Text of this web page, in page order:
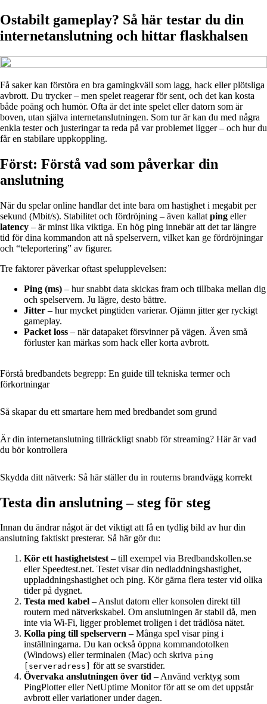
Ostabilt gameplay? Så här testar du din
internetanslutning och hittar flaskhalsen
Få saker kan förstöra en bra gamingkväll som lagg, hack eller plötsliga
avbrott. Du trycker – men spelet reagerar för sent, och det kan kosta
både poäng och humör. Ofta är det inte spelet eller datorn som är
boven, utan själva internetanslutningen. Som tur är kan du med några
enkla tester och justeringar ta reda på var problemet ligger – och hur du
får en stabilare uppkoppling.
Först: Förstå vad som påverkar din
anslutning
När du spelar online handlar det inte bara om hastighet i megabit per
sekund (Mbit/s). Stabilitet och fördröjning – även kallat ping eller
latency – är minst lika viktiga. En hög ping innebär att det tar längre
tid för dina kommandon att nå spelservern, vilket kan ge fördröjningar
och “teleportering” av figurer.
Tre faktorer påverkar oftast spelupplevelsen:
Ping (ms) – hur snabbt data skickas fram och tillbaka mellan dig
och spelservern. Ju lägre, desto bättre.
Jitter – hur mycket pingtiden varierar. Ojämn jitter ger ryckigt
gameplay.
Packet loss – när datapaket försvinner på vägen. Även små
förluster kan märkas som hack eller korta avbrott.
Förstå bredbandets begrepp: En guide till tekniska termer och
förkortningar
Så skapar du ett smartare hem med bredbandet som grund
Är din internetanslutning tillräckligt snabb för streaming? Här är vad
du bör kontrollera
Skydda ditt nätverk: Så här ställer du in routerns brandvägg korrekt
Testa din anslutning – steg för steg
Innan du ändrar något är det viktigt att få en tydlig bild av hur din
anslutning faktiskt presterar. Så här gör du:
Kör ett hastighetstest– till exempel via Bredbandskollen.se
eller Speedtest.net. Testet visar din nedladdningshastighet,
uppladdningshastighet och ping. Kör gärna flera tester vid olika
tider på dygnet.
Testa med kabel – Anslut datorn eller konsolen direkt till
routern med nätverkskabel. Om anslutningen är stabil då, men
inte via Wi-Fi, ligger problemet troligen i det trådlösa nätet.
Kolla ping till spelservern – Många spel visar ping i
inställningarna. Du kan också öppna kommandotolken
(Windows) eller terminalen (Mac) och skriva ping
[serveradress]
för att se svarstider.
Övervaka anslutningen över tid – Använd verktyg som
PingPlotter eller NetUptime Monitor för att se om det uppstår
avbrott eller variationer under dagen.